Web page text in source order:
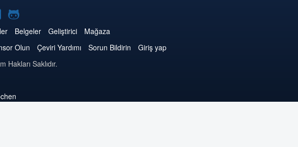
GitHub'da
Joomla
Belgeler Geliştirici
Mağaza
Olun Çeviri Yardımı Sorun Bildirin
Giriş yap
Hakları Saklıdır.